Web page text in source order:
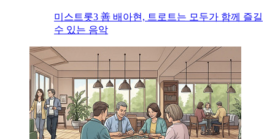
미스트롯3 善 배아현, 트로트는 모두가 함께 즐길
수 있는 음악